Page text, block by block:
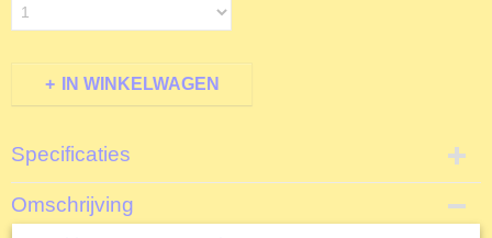
IN WINKELWAGEN
Specificaties
Productcode
EJ2204
Omschrijving